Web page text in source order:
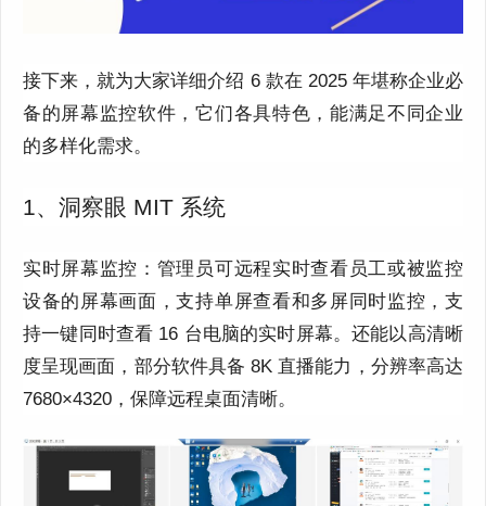
接下来，就为大家详细介绍 6 款在 2025 年堪称企业必
备的屏幕监控软件，它们各具特色，能满足不同企业
的多样化需求。
1、洞察眼 MIT 系统
实时屏幕监控：管理员可远程实时查看员工或被监控
设备的屏幕画面，支持单屏查看和多屏同时监控，支
持一键同时查看 16 台电脑的实时屏幕。还能以高清晰
度呈现画面，部分软件具备 8K 直播能力，分辨率高达
7680×4320，保障远程桌面清晰。